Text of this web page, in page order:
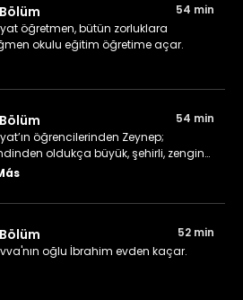
54 min
öğretmen, bütün zorluklara
okulu eğitim öğretime açar.
54 min
öğrencilerinden Zeynep;
oldukça büyük, şehirli, zengin
nişanlanır.
52 min
oğlu İbrahim evden kaçar.